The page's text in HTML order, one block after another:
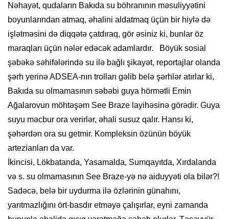
Nəhayət, qudaların Bakıda su böhranının məsuliyyətini
boyunlarından atmaq, əhalini aldatmaq üçün bir hiylə də
işlətməsini də diqqətə çatdıraq, gör əsiniz ki, bunlar öz
maraqları üçün nələr edəcək adamlardır. Böyük sosial
şəbəkə səhifələrində su ilə bağlı şikayət, reportajlar olanda
şərh yerinə ADSEA-nın trolları gəlib belə şərhlər atırlar ki,
Bakıda su olmamasının səbəbi guya hörmətli Emin
Ağalarovun möhtəşəm See Braze layihəsinə görədir. Guya
suyu məcbur ora verirlər, əhali susuz qalır. Hansı ki,
şəhərdən ora su getmir. Kompleksin özünün böyük
artezianları da var.
İkincisi, Lökbatanda, Yasamalda, Sumqayıtda, Xırdalanda
və s. su olmamasının See Braze-yə nə aiduyyəti ola bilər?!
Sadəcə, belə bir uydurma ilə özlərinin günahını,
yarıtmazlığını ört-basdır etməyə çalışırlar, eyni zamanda